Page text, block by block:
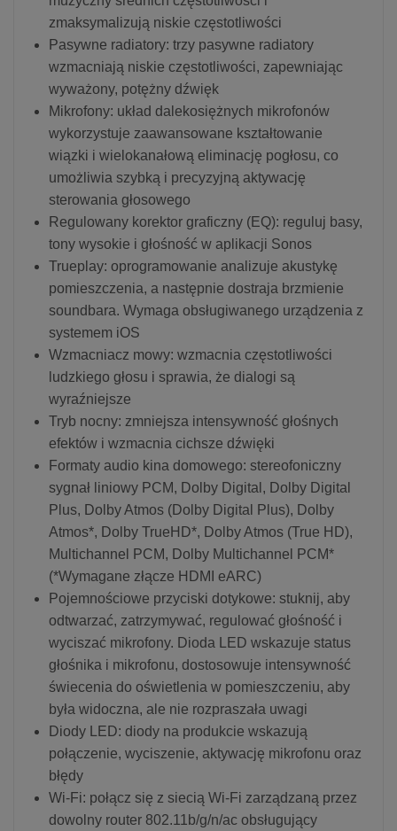
zmaksymalizują niskie częstotliwości
Pasywne radiatory: trzy pasywne radiatory
wzmacniają niskie częstotliwości, zapewniając
wyważony, potężny dźwięk
Mikrofony: układ dalekosiężnych mikrofonów
wykorzystuje zaawansowane kształtowanie
wiązki i wielokanałową eliminację pogłosu, co
umożliwia szybką i precyzyjną aktywację
sterowania głosowego
Regulowany korektor graficzny (EQ): reguluj basy,
tony wysokie i głośność w aplikacji Sonos
Trueplay: oprogramowanie analizuje akustykę
pomieszczenia, a następnie dostraja brzmienie
soundbara. Wymaga obsługiwanego urządzenia z
systemem iOS
Wzmacniacz mowy: wzmacnia częstotliwości
ludzkiego głosu i sprawia, że dialogi są
wyraźniejsze
Tryb nocny: zmniejsza intensywność głośnych
efektów i wzmacnia cichsze dźwięki
Formaty audio kina domowego: stereofoniczny
sygnał liniowy PCM, Dolby Digital, Dolby Digital
Plus, Dolby Atmos (Dolby Digital Plus), Dolby
Atmos*, Dolby TrueHD*, Dolby Atmos (True HD),
Multichannel PCM, Dolby Multichannel PCM*
(*Wymagane złącze HDMI eARC)
Pojemnościowe przyciski dotykowe: stuknij, aby
odtwarzać, zatrzymywać, regulować głośność i
wyciszać mikrofony. Dioda LED wskazuje status
głośnika i mikrofonu, dostosowuje intensywność
świecenia do oświetlenia w pomieszczeniu, aby
była widoczna, ale nie rozpraszała uwagi
Diody LED: diody na produkcie wskazują
połączenie, wyciszenie, aktywację mikrofonu oraz
błędy
Wi-Fi: połącz się z siecią Wi-Fi zarządzaną przez
dowolny router 802.11b/g/n/ac obsługujący